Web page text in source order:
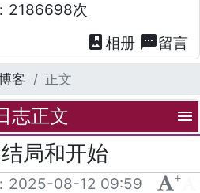
2186698次
photo_album 相册 textsms留言
客 正文
志正文 menu
局和开始
2025-08-12 09:59 +